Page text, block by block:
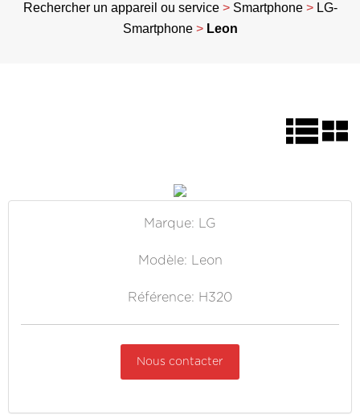
Rechercher un appareil ou service> Smartphone> LG-
Smartphone> Leon
Marque: LG
Modèle: Leon
Référence: H320
Nous contacter